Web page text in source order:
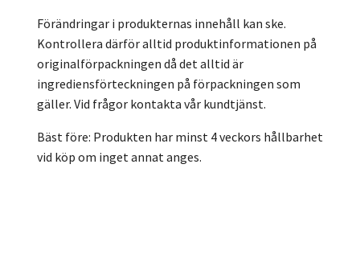
Förändringar i produkternas innehåll kan ske.
Kontrollera därför alltid produktinformationen på
originalförpackningen då det alltid är
ingrediensförteckningen på förpackningen som
gäller. Vid frågor kontakta vår kundtjänst.
Bäst före: Produkten har minst 4 veckors hållbarhet
vid köp om inget annat anges.